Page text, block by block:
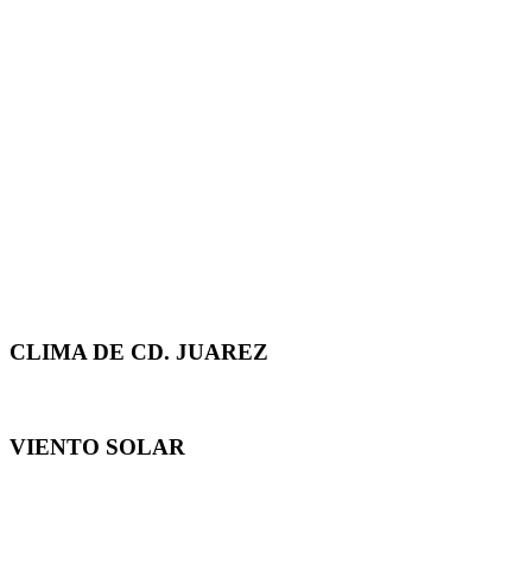
CLIMA DE CD. JUAREZ
VIENTO SOLAR